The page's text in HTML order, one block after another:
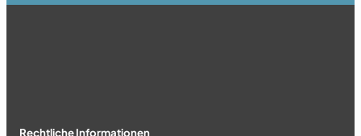
Rechtliche Informationen